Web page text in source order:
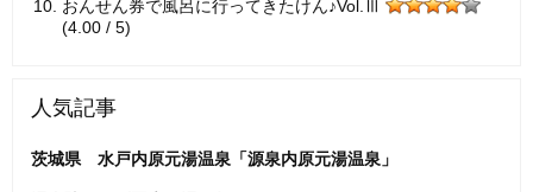
おんせん券で風呂に行ってきたけん♪Vol.Ⅲ
(4.00 / 5)
人気記事
茨城県 水戸内原元湯温泉「源泉内原元湯温泉」